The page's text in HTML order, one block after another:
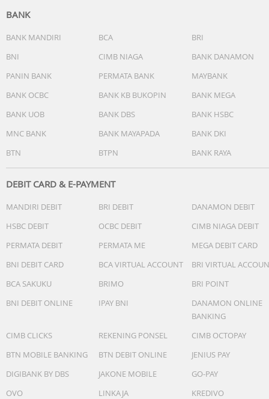
BANK
BANK MANDIRI BCA
BRI
BNI
CIMB NIAGA
BANK DANAMON
PANIN BANK
PERMATA BANK
MAYBANK
BANK OCBC
BANK KB BUKOPIN
BANK MEGA
BANK UOB
BANK DBS
BANK HSBC
MNC BANK
BANK MAYAPADA
BANK DKI
BTN
BTPN BANK RAYA
DEBIT CARD & E-PAYMENT
MANDIRI DEBIT BRI DEBIT
DANAMON DEBIT
HSBC DEBIT
OCBC DEBIT
CIMB NIAGA DEBIT
PERMATA DEBIT
PERMATA ME
MEGA DEBIT CARD
BNI DEBIT CARD
BCA VIRTUAL ACCOUNT
BRI VIRTUAL
BCA SAKUKU
BRIMO
BRI POINT
BNI DEBIT ONLINE
IPAY BNI
DANAMON ONLINE
BANKING
CIMB CLICKS
REKENING PONSEL
CIMB OCTOPAY
BTN MOBILE BANKING
BTN DEBIT ONLINE
JENIUS PAY
DIGIBANK BY DBS
JAKONE MOBILE
GO-PAY
OVO
LINKAJA
KREDIVO